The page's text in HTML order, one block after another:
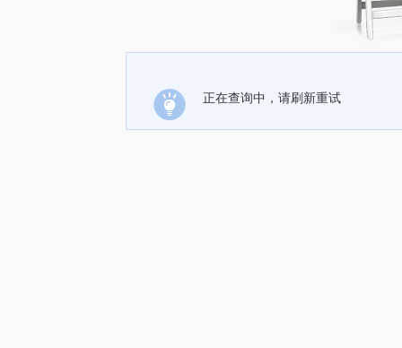
正在查询中，请刷新重试